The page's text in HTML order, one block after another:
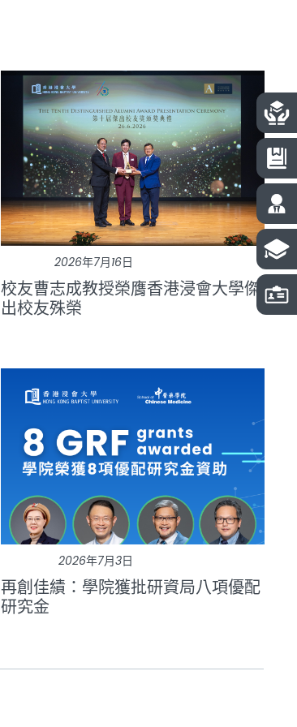
2026年7月16日
校友曹志成教授榮膺香港浸會大學傑
出校友殊榮
2026年7月3日
再創佳績：學院獲批研資局八項優配
研究金